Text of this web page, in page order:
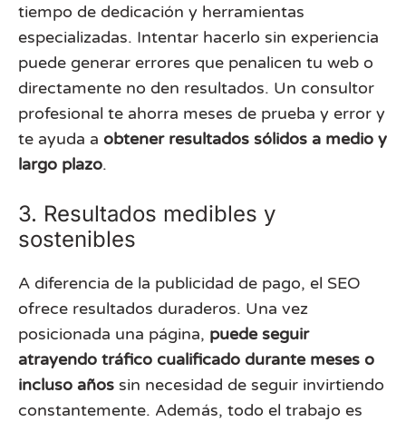
tiempo de dedicación y herramientas
especializadas. Intentar hacerlo sin experiencia
puede generar errores que penalicen tu web o
directamente no den resultados. Un consultor
profesional te ahorra meses de prueba y error y
te ayuda a obtener resultados sólidos a medio y
largo plazo.
3. Resultados medibles y
sostenibles
A diferencia de la publicidad de pago, el SEO
ofrece resultados duraderos. Una vez
posicionada una página, puede seguir
atrayendo tráfico cualificado durante meses o
incluso años sin necesidad de seguir invirtiendo
constantemente. Además, todo el trabajo es